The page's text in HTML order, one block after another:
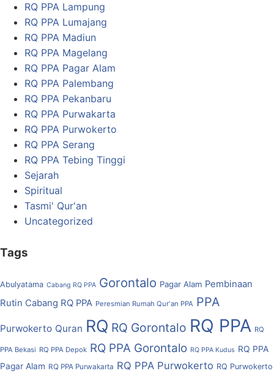
RQ PPA Lampung
RQ PPA Lumajang
RQ PPA Madiun
RQ PPA Magelang
RQ PPA Pagar Alam
RQ PPA Palembang
RQ PPA Pekanbaru
RQ PPA Purwakarta
RQ PPA Purwokerto
RQ PPA Serang
RQ PPA Tebing Tinggi
Sejarah
Spiritual
Tasmi' Qur'an
Uncategorized
Tags
Abulyatama Cabang RQ PPA Gorontalo Pagar Alam Pembinaan
Rutin Cabang RQ PPA Peresmian Rumah Qur'an PPA PPA
Purwokerto Quran RQ RQ Gorontalo RQ PPA RQ
PPA Bekasi RQ PPA Depok RQ PPA Gorontalo RQ PPA Kudus RQ PPA
Pagar Alam RQ PPA Purwakarta RQ PPA Purwokerto RQ Purwokerto